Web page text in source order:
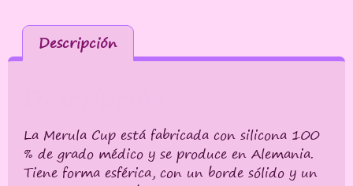
Descripción
La Merula Cup está fabricada con silicona 100
% de grado médico y se produce en Alemania.
Tiene forma esférica, con un borde sólido y un